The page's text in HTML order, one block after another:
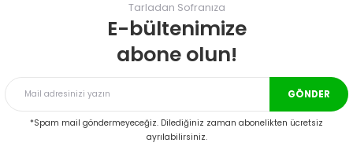
Ürün resmi kalitesiz, bozuk veya görüntülenemiyor.
Ürün bilgilerinde hatalar bulunuyor.
Bu ürüne benzer farklı alternatifler olmalı.
Tarladan Sofranıza
E-bültenimize
abone olun!
GÖNDER
*Spam mail göndermeyeceğiz. Dilediğiniz zaman abonelikten ücretsiz
ayrılabilirsiniz.